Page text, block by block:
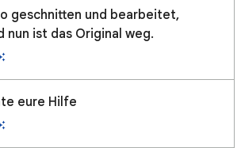
geschnitten und bearbeitet,
nun ist das Original weg.
eure Hilfe